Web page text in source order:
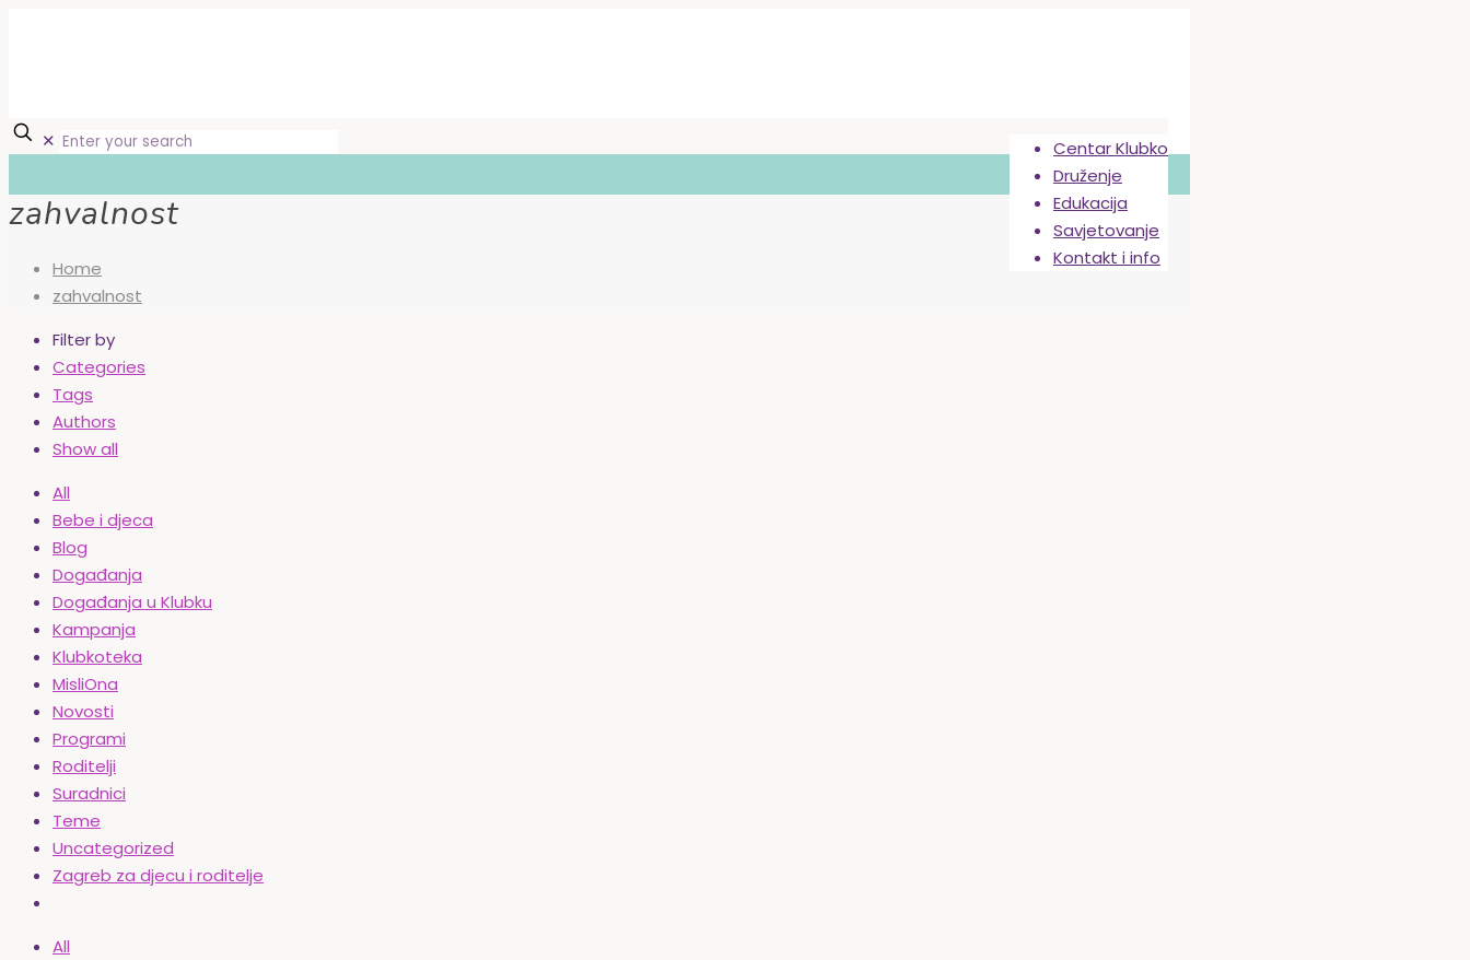
Centar Klubko
Druženje
Edukacija
Savjetovanje
Kontakt i info
✕
zahvalnost
Home
zahvalnost
Filter by
Categories
Tags
Authors
Show all
All
Bebe i djeca
Blog
Događanja
Događanja u Klubku
Kampanja
Klubkoteka
MisliOna
Novosti
Programi
Roditelji
Suradnici
Teme
Uncategorized
Zagreb za djecu i roditelje
All